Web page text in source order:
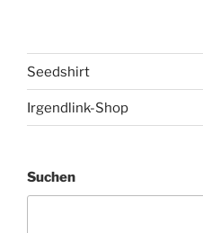
Seedshirt
Irgendlink-Shop
Suchen